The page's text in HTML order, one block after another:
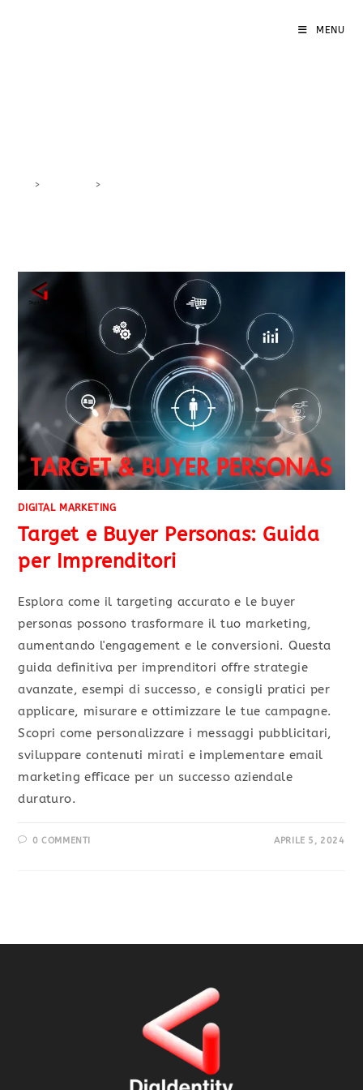
MENU
> >
DIGITAL MARKETING
Target e Buyer Personas: Guida
per Imprenditori
Esplora come il targeting accurato e le buyer
personas possono trasformare il tuo marketing,
aumentando l'engagement e le conversioni. Questa
guida definitiva per imprenditori offre strategie
avanzate, esempi di successo, e consigli pratici per
applicare, misurare e ottimizzare le tue campagne.
Scopri come personalizzare i messaggi pubblicitari,
sviluppare contenuti mirati e implementare email
marketing efficace per un successo aziendale
duraturo.
0 COMMENTI APRILE 5, 2024